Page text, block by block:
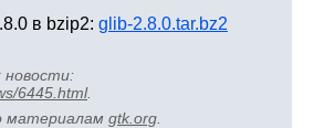
в bzip2: glib-2.8.0.tar.bz2
новости:
6445.html.
материалам gtk.org